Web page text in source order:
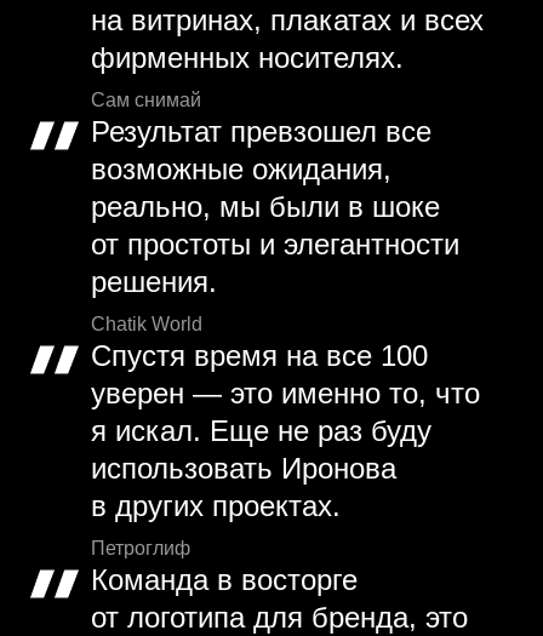
на витринах, плакатах и всех
фирменных носителях.
Сам снимай
Результат превзошел все
возможные ожидания,
реально, мы были в шоке
от простоты и элегантности
решения.
Chatik World
Спустя время на все 100
уверен — это именно то, что
я искал. Еще не раз буду
использовать Иронова
в других проектах.
Петроглиф
Команда в восторге
от логотипа для бренда, это